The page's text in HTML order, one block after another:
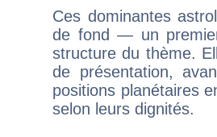
Ces dominantes
de fond — un
structure du thème.
de présentation,
positions planétaires
selon leurs dignités.